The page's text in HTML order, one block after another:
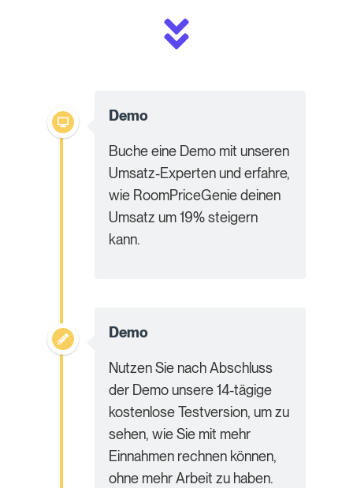
Demo
Buche eine Demo mit unseren
Umsatz-Experten und erfahre,
wie RoomPriceGenie deinen
Umsatz um 19% steigern
kann.
Demo
Nutzen Sie nach Abschluss
der Demo unsere 14-tägige
kostenlose Testversion, um zu
sehen, wie Sie mit mehr
Einnahmen rechnen können,
ohne mehr Arbeit zu haben.